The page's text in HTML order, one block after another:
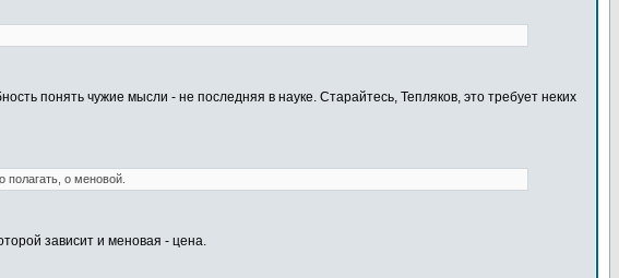
понять чужие мысли - не последняя в науке. Старайтесь, Тепляков, это требует неких
полагать, о меновой.
зависит и меновая - цена.